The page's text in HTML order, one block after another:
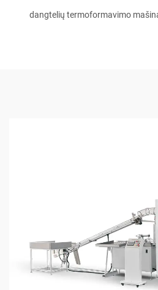
dangtelių termoformavimo